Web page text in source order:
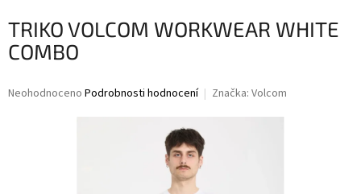
TRIKO VOLCOM WORKWEAR WHITE
COMBO
Průměrné
Neohodnoceno Podrobnosti hodnocení Značka: Volcom